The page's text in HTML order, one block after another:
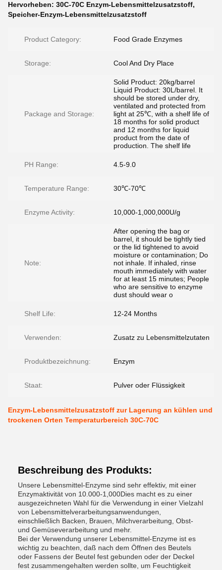
Hervorheben: 30C-70C Enzym-Lebensmittelzusatzstoff,
Speicher-Enzym-Lebensmittelzusatzstoff
Product Category: Food Grade Enzymes
Storage: Cool And Dry Place
Package and Storage:
Solid Product: 20kg/barrel
Liquid Product: 30L/barrel. It
should be stored under dry,
ventilated and protected from
light at 25℃, with a shelf life of
18 months for solid product
and 12 months for liquid
product from the date of
production. The shelf life
PH Range: 4.5-9.0
Temperature Range: 30℃-70℃
Enzyme Activity: 10,000-1,000,000U/g
Note:
After opening the bag or
barrel, it should be tightly tied
or the lid tightened to avoid
moisture or contamination; Do
not inhale. If inhaled, rinse
mouth immediately with water
for at least 15 minutes; People
who are sensitive to enzyme
dust should wear o
Shelf Life: 12-24 Months
Verwenden: Zusatz zu Lebensmittelzutaten
Produktbezeichnung: Enzym
Staat: Pulver oder Flüssigkeit
Enzym-Lebensmittelzusatzstoff zur Lagerung an kühlen und
trockenen Orten Temperaturbereich 30C-70C
Beschreibung des Produkts:
Unsere Lebensmittel-Enzyme sind sehr effektiv, mit einer
Enzymaktivität von 10.000-1,000Dies macht es zu einer
ausgezeichneten Wahl für die Verwendung in einer Vielzahl
von Lebensmittelverarbeitungsanwendungen,
einschließlich Backen, Brauen, Milchverarbeitung, Obst-
und Gemüseverarbeitung und mehr.
Bei der Verwendung unserer Lebensmittel-Enzyme ist es
wichtig zu beachten, daß nach dem Öffnen des Beutels
oder Fassens der Beutel fest gebunden oder der Deckel
fest zusammengehalten werden sollte, um Feuchtigkeit